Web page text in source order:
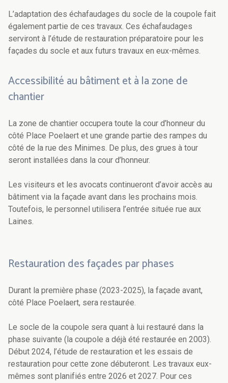
L’adaptation des échafaudages du socle de la coupole fait
également partie de ces travaux. Ces échafaudages
serviront à l’étude de restauration préparatoire pour les
façades du socle et aux futurs travaux en eux-mêmes.
Accessibilité au bâtiment et à la zone de
chantier
La zone de chantier occupera toute la cour d’honneur du
côté Place Poelaert et une grande partie des rampes du
côté de la rue des Minimes. De plus, des grues à tour
seront installées dans la cour d’honneur.
Les visiteurs et les avocats continueront d’avoir accès au
bâtiment via la façade avant dans les prochains mois.
Toutefois, le personnel utilisera l’entrée située rue aux
Laines.
Restauration des façades par phases
Durant la première phase (2023-2025), la façade avant,
côté Place Poelaert, sera restaurée.
Le socle de la coupole sera quant à lui restauré dans la
phase suivante (la coupole a déjà été restaurée en 2003).
Début 2024, l’étude de restauration et les essais de
restauration pour cette zone débuteront. Les travaux eux-
mêmes sont planifiés entre 2026 et 2027. Pour ces